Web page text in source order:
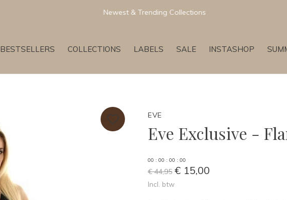
BESTSELLERS COLLECTIONS LABELS SALE INSTASHOP
Newest & Trending Collections
EVE
Eve Exclusive -
00 : 00 : 00 : 00
€ 44,95 € 15,00
Incl. btw